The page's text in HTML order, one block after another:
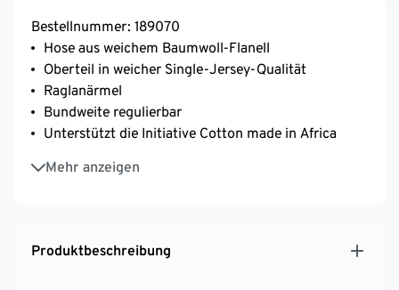
Bestellnummer: 189070
Hose aus weichem Baumwoll-Flanell
Oberteil in weicher Single-Jersey-Qualität
Raglanärmel
Bundweite regulierbar
Unterstützt die Initiative Cotton made in Africa
Mehr anzeigen
Dieser Pyjama unterstützt die Farmer*innen.
Produktbeschreibung